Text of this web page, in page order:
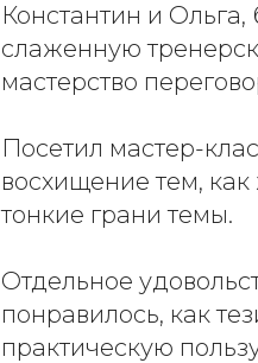
Константин и
слаженную
мастерство
Посетил мастер-
восхищение тем,
тонкие грани темы.
Отдельное
понравилось, как
практическую